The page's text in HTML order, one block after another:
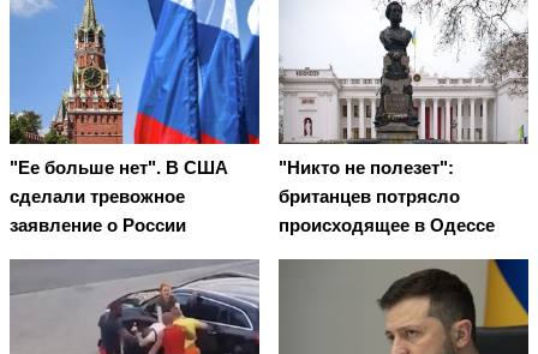
"Ее больше нет". В США
сделали тревожное
заявление о России
"Никто не полезет":
британцев потрясло
происходящее в Одессе